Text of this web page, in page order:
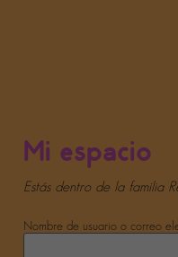
Mi espacio
Estás dentro de la familia
Nombre de usuario o correo